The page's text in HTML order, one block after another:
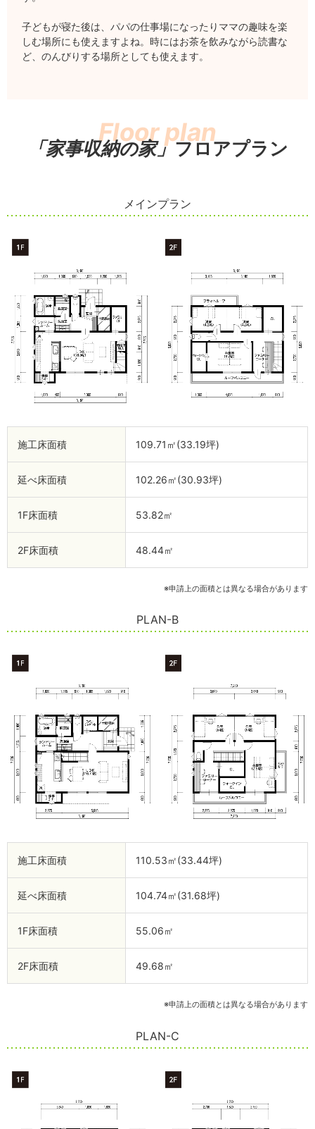
子どもが寝た後は、パパの仕事場になったりママの趣味を楽
しむ場所にも使えますよね。時にはお茶を飲みながら読書な
ど、のんびりする場所としても使えます。
「家事収納の家」フロアプラン
メインプラン
施工床面積 109.71㎡(33.19坪)
延べ床面積 102.26㎡(30.93坪)
1F床面積 53.82㎡
2F床面積 48.44㎡
※申請上の面積とは異なる場合があります
PLAN-B
施工床面積 110.53㎡(33.44坪)
延べ床面積 104.74㎡(31.68坪)
1F床面積 55.06㎡
2F床面積 49.68㎡
※申請上の面積とは異なる場合があります
PLAN-C